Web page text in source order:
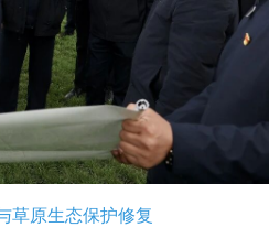
草原生态保护修复